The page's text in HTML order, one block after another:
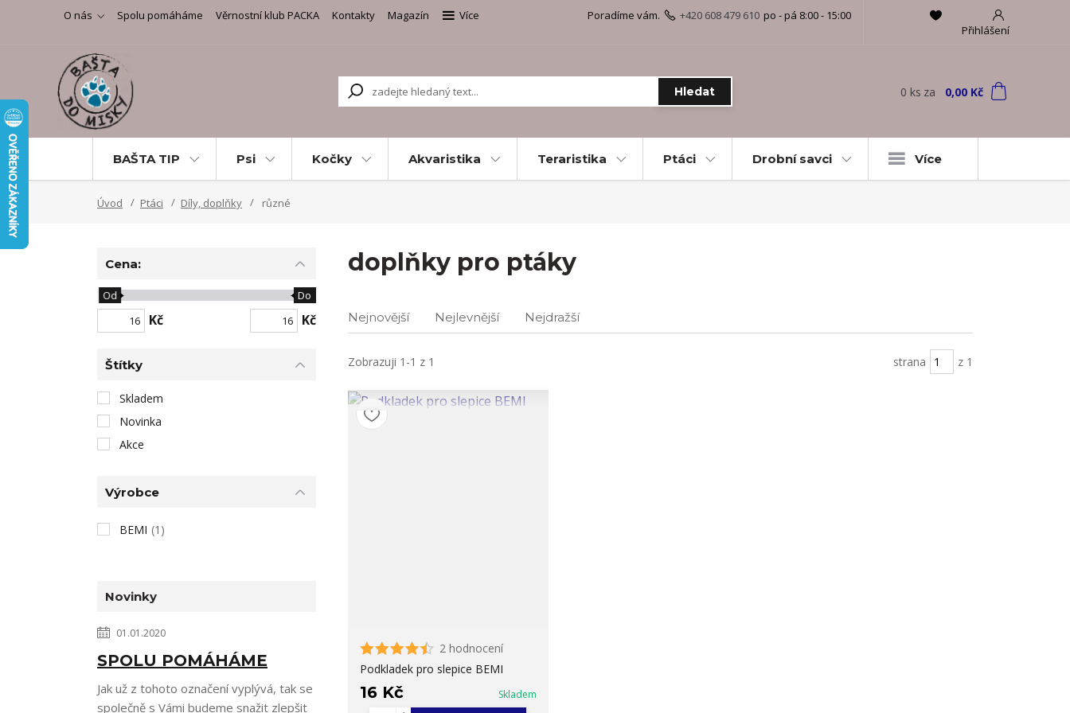
O nás Spolu pomáháme Věrnostní klub PACKA Kontakty Magazín
Více
Přihlášení
Hledat
Poradíme vám. +420 608 479 610 po - pá 8:00 - 15:00
0 ks za 0,00 Kč
BAŠTA TIP Psi Kočky Akvaristika Teraristika Ptáci Drobní savci Více
Úvod Ptáci Díly, doplňky různé
doplňky pro ptáky
Nejnovější Nejlevnější Nejdražší
Zobrazuji 1-1 z 1 strana z 1
2 hodnocení
Podkladek pro slepice BEMI
16 Kč Skladem
Cena:
Kč
Od Do
Kč
Štítky
Skladem
Novinka
Akce
Výrobce
BEMI (1)
Novinky
01.01.2020
SPOLU POMÁHÁME
Jak už z tohoto označení vyplývá, tak se
společně s Vámi budeme snažit zlepšit